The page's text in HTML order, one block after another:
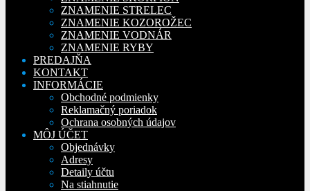
ZNAMENIE STRELEC
ZNAMENIE KOZOROŽEC
ZNAMENIE VODNÁR
ZNAMENIE RYBY
PREDAJŇA
KONTAKT
INFORMÁCIE
Obchodné podmienky
Reklamačný poriadok
Ochrana osobných údajov
MÔJ ÚČET
Objednávky
Adresy
Detaily účtu
Na stiahnutie